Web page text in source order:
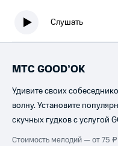
Слушать
МТС GOOD’OK
Удивите своих
волну. Установите
скучных гудков с услугой
Стоимость мелодий — от 75